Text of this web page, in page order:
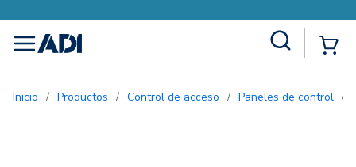
menu
Inicio / Productos / Control de acceso / Paneles de control /